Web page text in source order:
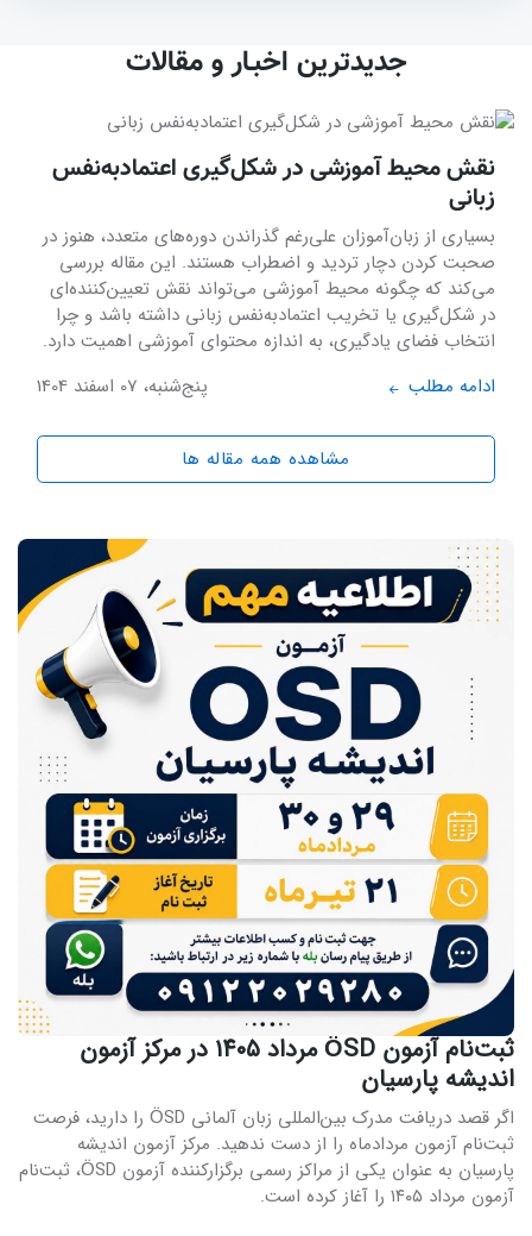
جدیدترین اخبـار و مقالات
نقش محیط آموزشی در شکل‌گیری اعتمادبه‌نفس
زبانی
بسیاری از زبان‌آموزان علی‌رغم گذراندن دوره‌های متعدد، هنوز در
صحبت کردن دچار تردید و اضطراب هستند. این مقاله بررسی
می‌کند که چگونه محیط آموزشی می‌تواند نقش تعیین‌کننده‌ای
در شکل‌گیری یا تخریب اعتمادبه‌نفس زبانی داشته باشد و چرا
انتخاب فضای یادگیری، به اندازه محتوای آموزشی اهمیت دارد.
ادامه مطلب
پنج‌شنبه، 07 اسفند 1404
مشاهده همه مقاله ها
ثبت‌نام آزمون ÖSD مرداد ۱۴۰۵ در مرکز آزمون
اندیشه پارسیان
اگر قصد دریافت مدرک بین‌المللی زبان آلمانی ÖSD را دارید، فرصت
ثبت‌نام آزمون مردادماه را از دست ندهید. مرکز آزمون اندیشه
پارسیان به عنوان یکی از مراکز رسمی برگزارکننده آزمون ÖSD، ثبت‌نام
آزمون مرداد ۱۴۰۵ را آغاز کرده است.